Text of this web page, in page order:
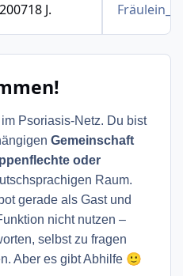
18 J.
Psoriasis-Netz. Du bist
Gemeinschaft
oder
Raum.
gerade als Gast und
nicht nutzen –
selbst zu fragen
Aber es gibt Abhilfe 🙂